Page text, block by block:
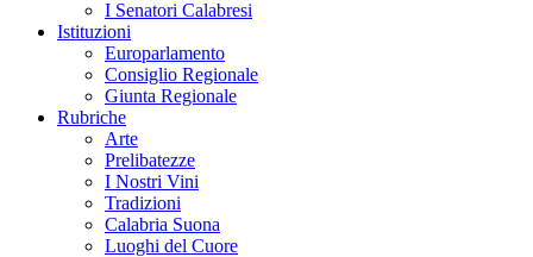
I Senatori Calabresi
Istituzioni
Europarlamento
Consiglio Regionale
Giunta Regionale
Rubriche
Arte
Prelibatezze
I Nostri Vini
Tradizioni
Calabria Suona
Luoghi del Cuore